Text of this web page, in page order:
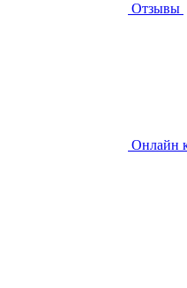
Отзывы
Онлайн